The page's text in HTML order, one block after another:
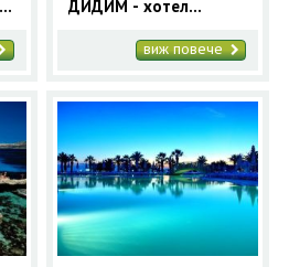
ДИДИМ - хотел
(4 нощувки) | Нова
година в Турция
виж повече